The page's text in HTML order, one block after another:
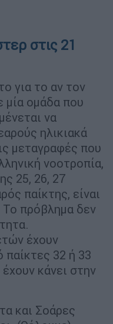
στις 21
για το αν τον
μία ομάδα που
να
ηλικιακά
μεταγραφές που
νοοτροπία,
25, 26, 27
παίκτης, είναι
Το πρόβλημα δεν
έχουν
παίκτες 32 ή 33
κάνει στην
και Σοάρες